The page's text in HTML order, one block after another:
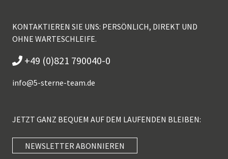
KONTAKTIEREN SIE UNS: PERSÖNLICH, DIREKT UND
OHNE WARTESCHLEIFE.
+49 (0)821 790040-0
info@5-sterne-team.de
JETZT GANZ BEQUEM AUF DEM LAUFENDEN BLEIBEN:
NEWSLETTER ABONNIEREN